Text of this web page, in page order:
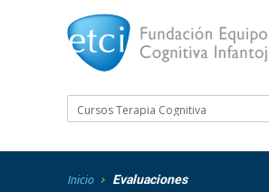
Inicio Evaluaciones